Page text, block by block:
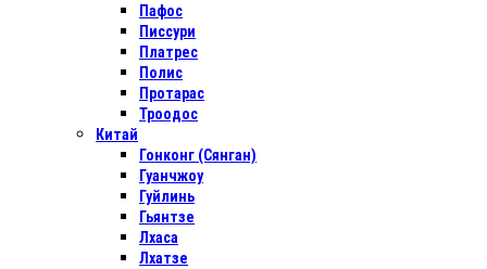
Пафос
Писсури
Платрес
Полис
Протарас
Троодос
Китай
Гонконг (Сянган)
Гуанчжоу
Гуйлинь
Гьянтзе
Лхаса
Лхатзе